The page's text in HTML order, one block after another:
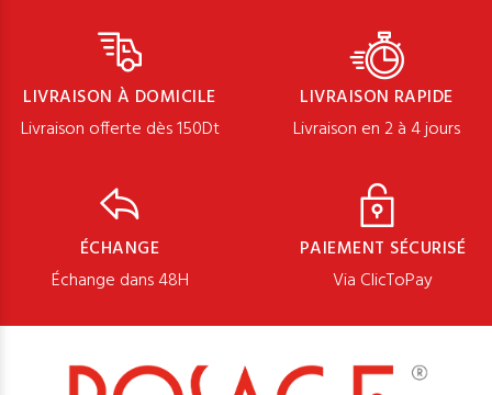
LIVRAISON À DOMICILE
Livraison offerte dès 150Dt
LIVRAISON RAPIDE
Livraison en 2 à 4 jours
ÉCHANGE
Échange dans 48H
PAIEMENT SÉCURISÉ
Via ClicToPay